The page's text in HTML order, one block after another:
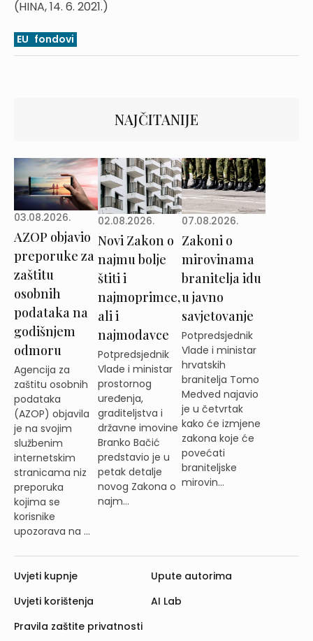
(HINA, 14. 6. 2021.)
EU fondovi
NAJČITANIJE
03.08.2026.
AZOP objavio
preporuke za
zaštitu
osobnih
podataka na
godišnjem
odmoru
Agencija za
zaštitu osobnih
podataka
(AZOP) objavila
je na svojim
službenim
internetskim
stranicama niz
preporuka
kojima se
korisnike
upozorava na ...
02.08.2026.
Novi Zakon o
najmu bolje
štiti i
najmoprimce,
ali i
najmodavce
Potpredsjednik
Vlade i ministar
prostornog
uređenja,
graditeljstva i
državne imovine
Branko Bačić
predstavio je u
petak detalje
novog Zakona o
najm...
07.08.2026.
Zakoni o
mirovinama
branitelja idu
u javno
savjetovanje
Potpredsjednik
Vlade i ministar
hrvatskih
branitelja Tomo
Medved najavio
je u četvrtak
kako će izmjene
zakona koje će
povećati
braniteljske
mirovin...
Uvjeti kupnje
Uvjeti korištenja
Pravila zaštite privatnosti
Upute autorima
AI Lab